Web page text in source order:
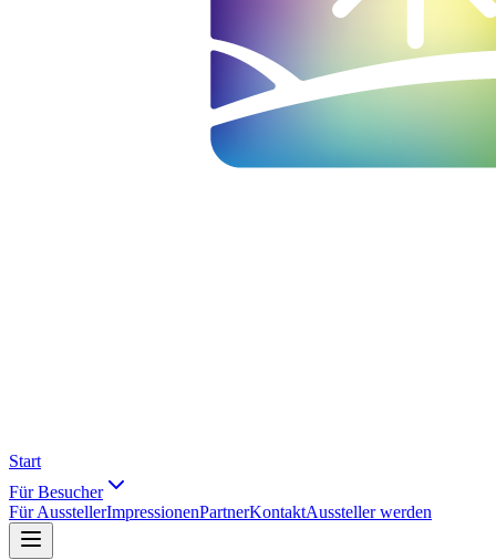
Start
Für Besucher
Für AusstellerImpressionenPartnerKontaktAussteller werden